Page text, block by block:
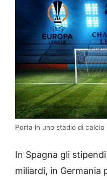
Porta in uno stadio di
In Spagna gli
miliardi, in Germania